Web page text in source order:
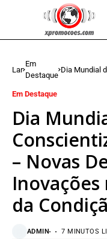
Lar
Em
Destaque
Dia Mundial
Em Destaque
Dia
– Novas
da
ADMIN 7 MINUTOS